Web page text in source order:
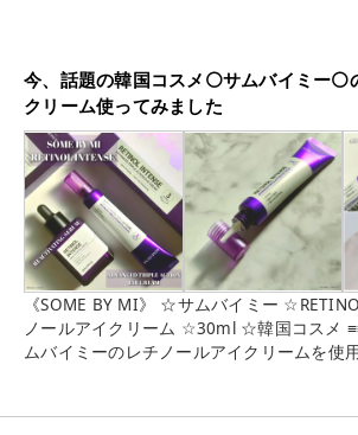
法） ✔1〜2週間目は夜のスキンケアに少量
✔肌に適応してくれば使用回数、使用量を
用する ✔使用方法を必ず守って使用する
❥❥❥❥❥❥❥❥❥❥❥❥❥❥ @somebymi.official_jp
❥❥❥❥❥❥❥❥❥❥❥❥❥❥ #サムバイミー #レチノール #レチ
ノールセラム #スキンケア #シワ #シミ #ハリ #ニキビ跡 #弾
力 #ぷるん肌 #つるん肌 #スキンケアレビュー #スキンケア好
き #コスメ好き #韓国コスメ好き
今、話題の韓国コスメ⚪サムバイミー⚪
クリーム使ってみました
《SOME BY MI》 ☆サムバイミー ☆RETINOL INTENSE ☆レチ
ノールアイクリーム ☆30ml ☆韓国コスメ ≡≡≡≡≡≡≡≡≡≡≡≡≡≡ サ
ムバイミーのレチノールアイクリームを使
（レチノール） 肌のターンオーバーを促し
されることで肌のくすみや色むらをケア✨